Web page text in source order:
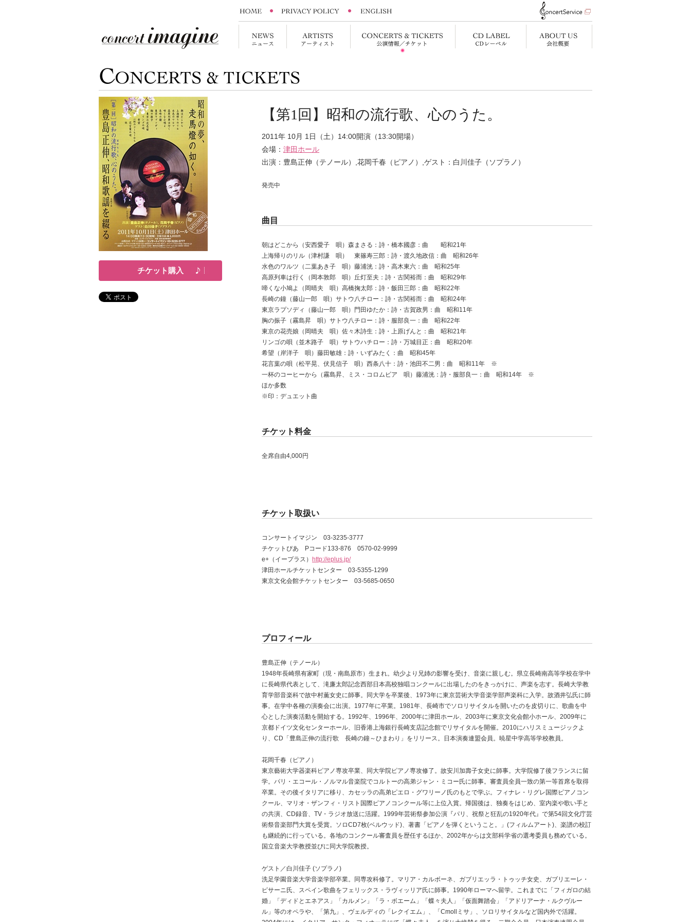
チケット購入
【第1回】昭和の流行歌、心のうた。
2011年 10月 1日（土）14:00開演（13:30開場）
会場： 津田ホール
出演：豊島正伸（テノール）,花岡千春（ピアノ）,ゲスト：白川佳子（ソプラノ）
発売中
曲目
朝はどこから（安西愛子 唄）森まさる：詩・橋本國彦：曲 昭和21年
上海帰りのリル（津村謙 唄） 東篠寿三郎：詩・渡久地政信：曲 昭和26年
水色のワルツ（二葉あき子 唄）藤浦洸：詩・高木東六：曲 昭和25年
高原列車は行く（岡本敦郎 唄）丘灯至夫：詩・古関裕而：曲 昭和29年
啼くな小鳩よ（岡晴夫 唄）高橋掬太郎：詩・飯田三郎：曲 昭和22年
長崎の鐘（藤山一郎 唄）サトウ八チロー：詩・古関裕而：曲 昭和24年
東京ラプソディ（藤山一郎 唄）門田ゆたか：詩・古賀政男：曲 昭和11年
胸の振子（霧島昇 唄）サトウ八チロー：詩・服部良一：曲 昭和22年
東京の花売娘（岡晴夫 唄）佐々木詩生：詩・上原げんと：曲 昭和21年
リンゴの唄（並木路子 唄）サトウハチロー：詩・万城目正：曲 昭和20年
希望（岸洋子 唄）藤田敏雄：詩・いずみたく：曲 昭和45年
花言葉の唄（松平晃、伏見信子 唄）西条八十：詩・池田不二男：曲 昭和11年 ※
一杯のコーヒーから（霧島昇、ミス・コロムビア 唄）藤浦洸：詩・服部良一：曲 昭和14年 ※
ほか多数
※印：デュエット曲
チケット料金
全席自由4,000円
チケット取扱い
コンサートイマジン 03-3235-3777
チケットぴあ Pコード133-876 0570-02-9999
e+（イープラス）
http://eplus.jp/
津田ホールチケットセンター 03-5355-1299
東京文化会館チケットセンター 03-5685-0650
プロフィール
豊島正伸（テノール）
1948年長崎県有家町（現・南島原市）生まれ。幼少より兄姉の影響を受け、音楽に親しむ。県立長崎南高等学校在学中
に長崎県代表として、滝廉太郎記念西部日本高校独唱コンクールに出場したのをきっかけに、声楽を志す。長崎大学教
育学部音楽科で故中村薫女史に師事。同大学を卒業後、1973年に東京芸術大学音楽学部声楽科に入学。故酒井弘氏に師
事。在学中各種の演奏会に出演。1977年に卒業。1981年、長崎市でソロリサイタルを開いたのを皮切りに、歌曲を中
心とした演奏活動を開始する。1992年、1996年、2000年に津田ホール、2003年に東京文化会館小ホール、2009年に
京都ドイツ文化センターホール、旧香港上海銀行長崎支店記念館でリサイタルを開催。2010にハリスミュージックよ
り、CD「豊島正伸の流行歌 長崎の鐘～ひまわり」をリリース。日本演奏連盟会員。暁星中学高等学校教員。
花岡千春（ピアノ）
東京藝術大学器楽科ピアノ専攻卒業、同大学院ピアノ専攻修了。故安川加壽子女史に師事。大学院修了後フランスに留
学。パリ・エコール・ノルマル音楽院でコルトーの高弟ジャン・ミコー氏に師事。審査員全員一致の第一等首席を取得
卒業。その後イタリアに移り、カセッラの高弟ピエロ・グワリーノ氏のもとで学ぶ。フィナレ・リグレ国際ピアノコン
クール、マリオ・ザンフィ・リスト国際ピアノコンクール等に上位入賞。帰国後は、独奏をはじめ、室内楽や歌い手と
の共演、CD録音、TV・ラジオ放送に活躍。1999年芸術祭参加公演『パリ、祝祭と狂乱の1920年代』で第54回文化庁芸
術祭音楽部門大賞を受賞。ソロCD7枚(ベルウッド)、著書「ピアノを弾くということ。」(フィルムアート)、楽譜の校訂
も継続的に行っている。各地のコンクール審査員を歴任するほか、2002年からは文部科学省の選考委員も務めている。
国立音楽大学教授並びに同大学院教授。
ゲスト／白川佳子 (ソプラノ)
洗足学園音楽大学音楽学部卒業。同専攻科修了。マリア・カルボーネ、ガブリエッラ・トゥッチ女史、ガブリエーレ・
ピサーニ氏、スペイン歌曲をフェリックス・ラヴィッリア氏に師事。1990年ローマへ留学。これまでに「フィガロの結
婚」「ディドとエネアス」「カルメン」「ラ・ボエーム」「蝶々夫人」「仮面舞踏会」「アドリアーナ・ルクヴルー
ル」等のオペラや、「第九」、ヴェルディの「レクイエム」、「Cmollミサ」、ソロリサイタルなど国内外で活躍。